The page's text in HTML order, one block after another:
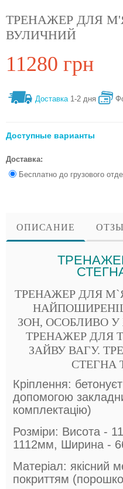
ТРЕНАЖЕР ДЛЯ
ВУЛИЧНИЙ
11280 грн
Доставка1-2 дня
Доступные варианты
Доставка:
Бесплатно до грузового
ОПИСАНИЕ
ТРЕНАЖЕР ДЛЯ
ЗОН, ОСОБЛИВО
ТРЕНАЖЕР ДЛЯ
ЗАЙВУ ВАГУ.
СТЕГНА
Кріплення:
допомогою
комплектацію)
Розміри: Висота -
1112мм, Ширина -
Матеріал: якісний
покриттям